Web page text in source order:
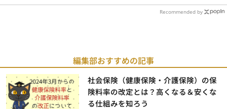
Recommended by
編集部おすすめの記事
社会保険（健康保険・介護保険）の保
険料率の改定とは？高くなる＆安くな
る仕組みを知ろう